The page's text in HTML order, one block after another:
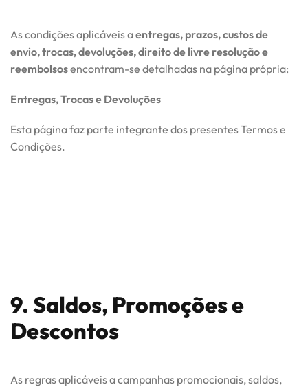
As condições aplicáveis aentregas, prazos, custos de
envio, trocas, devoluções, direito de livre resolução e
reembolsosencontram-se detalhadas na página própria:
Entregas, Trocas e Devoluções
Esta página faz parte integrante dos presentes Termos e
Condições.
9. Saldos, Promoções e
Descontos
As regras aplicáveis a campanhas promocionais, saldos,